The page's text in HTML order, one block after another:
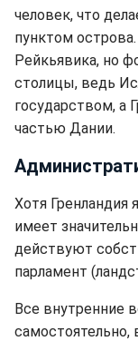
человек, что
пунктом
Рейкьявика, но
столицы, ведь
государством, а
частью Дании.
Хотя Гренландия
имеет
действуют
парламент
Все внутренние
самостоятельно,